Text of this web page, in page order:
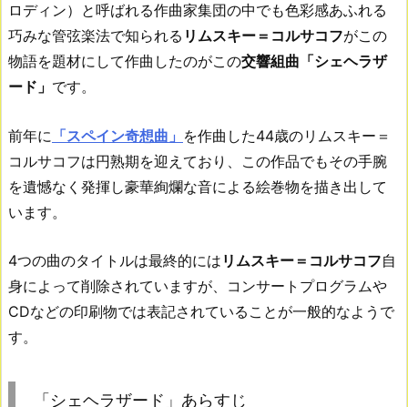
ロディン）と呼ばれる作曲家集団の中でも色彩感あふれる
巧みな管弦楽法で知られる リムスキー＝コルサコフがこの
物語を題材にして作曲したのがこの交響組曲「シェヘラザ
ード 」 です。
前年に 「スペイン奇想曲」 を作曲した44歳のリムスキー＝
コルサコフは円熟期を迎えており、この作品でもその手腕
を遺憾なく発揮し豪華絢爛な音による絵巻物を描き出して
います。
4つの曲のタイトルは最終的には リムスキー＝コルサコフ自
身によって削除されていますが、コンサートプログラムや
CDなどの印刷物では表記されていることが一般的なようで
す。
「シェヘラザード」あらすじ